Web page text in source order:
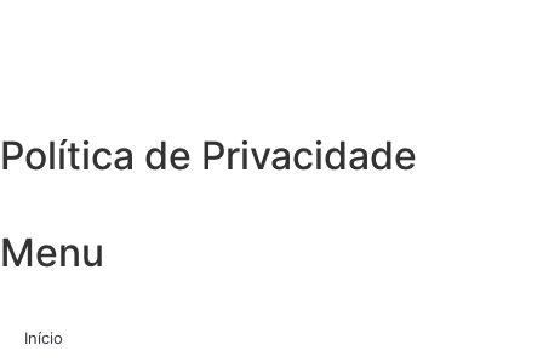
Política de Privacidade
Menu
Início